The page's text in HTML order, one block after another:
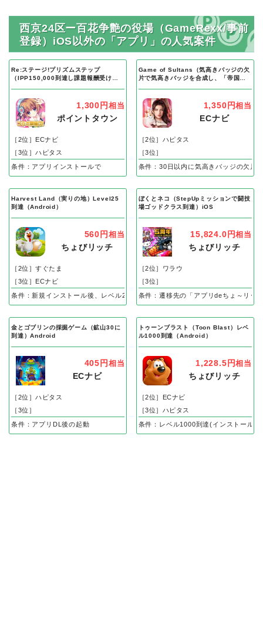
西京24区ー百花争艶の役場（GameRexx/事前
登録）iOS以外の「アプリ」の人気案件
Re:ステージ!プリズムステップ
（IPP150,000到達し課題報酬受け取
1,300円 相当
ポイントタウン
［2位］ECナビ
［3位］ハピタス
条件：アプリインストールで
Game of Sultans（気高きバッジの欠
片で気高きバッジを合成し、「帝国五
1,350円相当
ECナビ
［2位］ハピタス
［3位］
条件：30日以内に気高きバッジの欠片
Harvest Land（実りの地）Level25
到達（Android）
560円 相当
ちょびリッチ
［2位］すぐたま
［3位］ECナビ
条件：新規インストール後、レベル25到達で成果
ぼくとネコ（StepUpミッションで闘技
場ゴッドクラス到達）iOS
15,824.0円相当
ちょびリッチ
［2位］ワラウ
［3位］
条件：遷移先の「アプリdeちょ～リッ
金とゴブリンの採掘ゲーム（鉱山30に
到達）Android
405円 相当
ECナビ
［2位］ハピタス
［3位］
条件：アプリDL後の起動
トゥーンブラスト（Toon Blast）レベ
ル1000到達（Android）
1,228.5円相当
ちょびリッチ
［2位］ECナビ
［3位］ハピタス
条件：レベル1000到達(インストール後